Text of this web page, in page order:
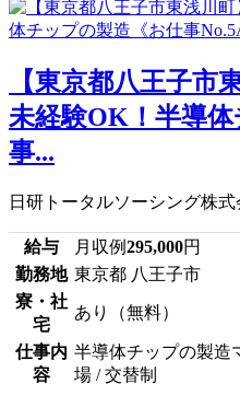
【東京都八王子市
未経験OK！半導
事...
日研トータルソーシング株式
給与 月収例295,000円
勤務地 東京都 八王子市
寮・社
宅
あり（無料）
仕事内
容
半導体チップの製造
場 / 交替制